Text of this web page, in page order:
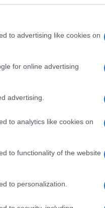
to advertising like cookies on
for online advertising
advertising.
to analytics like cookies on
to functionality of the website
to personalization.
κατά 2%
κατά 6,5% – 7%